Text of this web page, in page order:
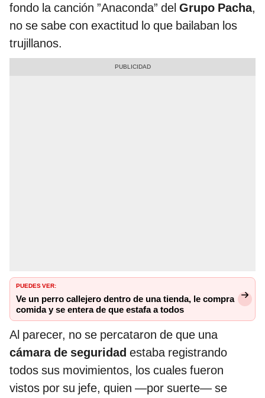
fondo la canción ”Anaconda” del Grupo Pacha,
no se sabe con exactitud lo que bailaban los
trujillanos.
PUEDES VER:
Ve un perro callejero dentro de una tienda, le compra
comida y se entera de que estafa a todos
Al parecer, no se percataron de que una
cámara de seguridad estaba registrando
todos sus movimientos, los cuales fueron
vistos por su jefe, quien —por suerte— se